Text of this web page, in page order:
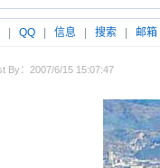
QQ 信息 搜索 邮箱
By：2007/6/15 15:07:47